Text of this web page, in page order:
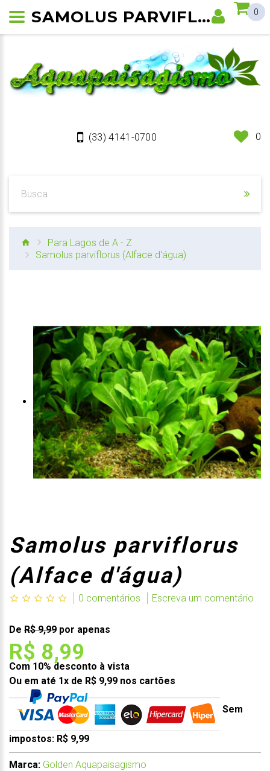
(33) 4141-0700 0
0
Para Lagos de A - Z
Samolus parviflorus (Alface d'água)
Samolus parviflorus
(Alface d'água)
0 comentários Escreva um comentário
De R$ 9,99 por apenas
R$ 8,99
Com 10% desconto à vista
Ou em até 1x de R$ 9,99 nos cartões
Sem
impostos: R$ 9,99
Marca: Golden Aquapaisagismo
SAMOLUS PARVIFLORUS (ALFACE D'ÁGUA)